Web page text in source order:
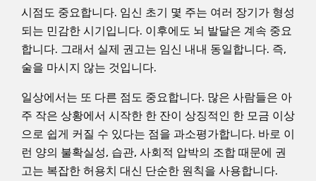
시점도 중요합니다. 임신 초기 몇 주는 여러 장기가 형성
되는 민감한 시기입니다. 이후에도 뇌 발달은 계속 중요
합니다. 그래서 실제 권고는 임신 내내 동일합니다. 즉,
술을 마시지 않는 것입니다.
일상에서는 또 다른 점도 중요합니다. 많은 사람들은 아
주 작은 상황에서 시작한 한 잔이 상징적인 한 모금 이상
으로 쉽게 커질 수 있다는 점을 과소평가합니다. 바로 이
런 양의 불확실성, 습관, 사회적 압박의 조합 때문에 권
고는 복잡한 허용치 대신 단순한 원칙을 사용합니다.